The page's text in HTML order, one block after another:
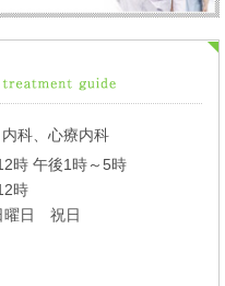
科、心療内科
時 午後1時～5時
時
曜日 祝日